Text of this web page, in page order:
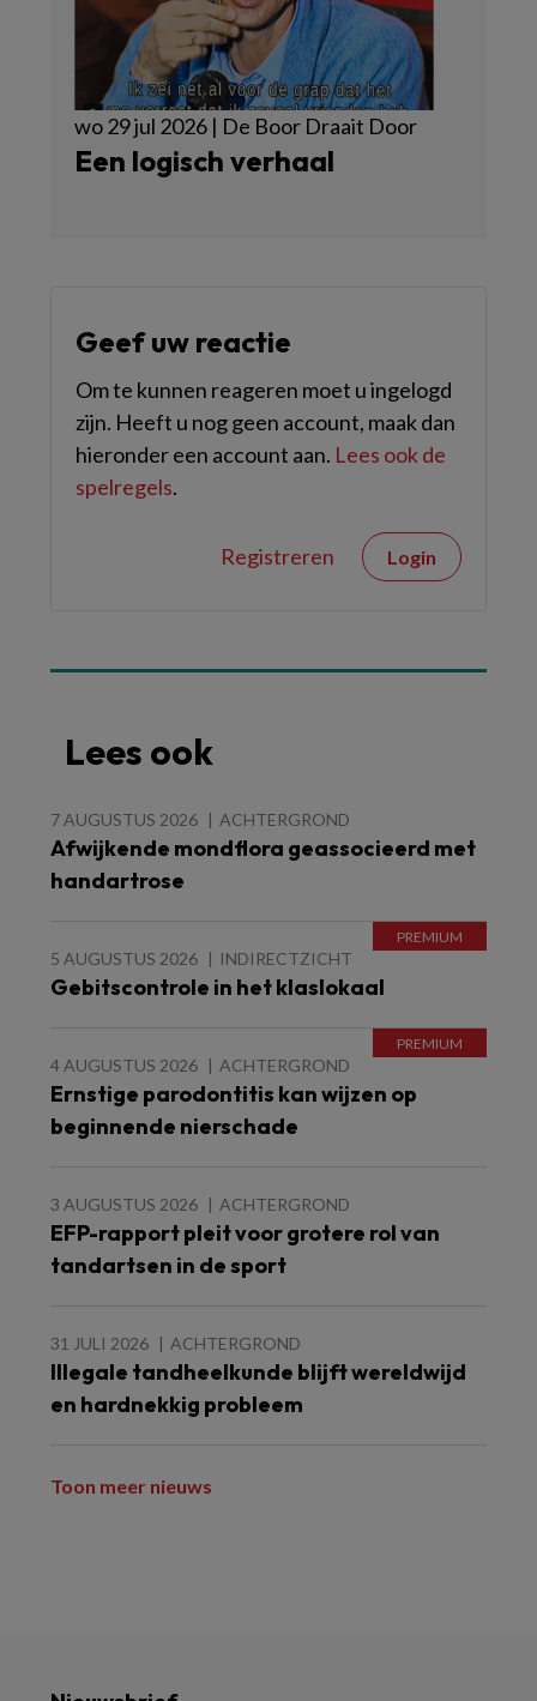
wo 29 jul 2026 | De Boor Draait Door
Een logisch verhaal
Geef uw reactie
Om te kunnen reageren moet u ingelogd
zijn. Heeft u nog geen account, maak dan
hieronder een account aan. Lees ook de
spelregels.
Registreren Login
Lees ook
7 AUGUSTUS 2026 ACHTERGROND
Afwijkende mondflora geassocieerd met
handartrose
5 AUGUSTUS 2026 INDIRECTZICHT
Gebitscontrole in het klaslokaal
4 AUGUSTUS 2026 ACHTERGROND
Ernstige parodontitis kan wijzen op
beginnende nierschade
3 AUGUSTUS 2026 ACHTERGROND
EFP-rapport pleit voor grotere rol van
tandartsen in de sport
31 JULI 2026 ACHTERGROND
Illegale tandheelkunde blijft wereldwijd
en hardnekkig probleem
Toon meer nieuws